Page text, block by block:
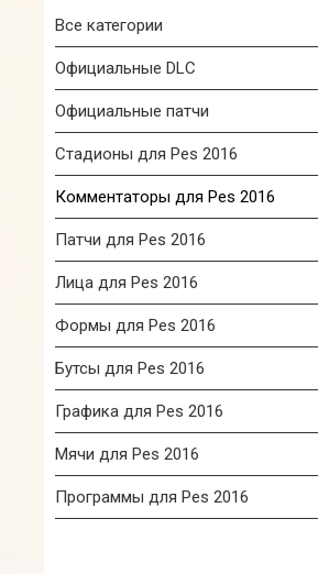
Все категории
Официальные DLC
Официальные патчи
Стадионы для Pes 2016
Комментаторы для Pes 2016
Патчи для Pes 2016
Лица для Pes 2016
Формы для Pes 2016
Бутсы для Pes 2016
Графика для Pes 2016
Мячи для Pes 2016
Программы для Pes 2016